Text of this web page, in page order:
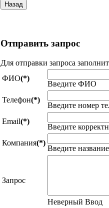
Отправить запрос
Для отправки запроса
ФИО(*)
Введите ФИО
Телефон(*)
Введите номер
Email(*)
Введите
Компания(*)
Введите
Запрос
Неверный Ввод